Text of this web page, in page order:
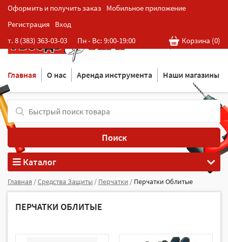
Оформить и получить заказ Мобильное приложение
Регистрация
Вход
т. 8 (383) 363-03-03
Пн - Вс: 9:00-19:00 Корзина (0)
Розничная cеть магазинов
в Новосибирске
Главная О нас Аренда инструмента Наши магазины
Поиск
Каталог
Главная /Средства Защиты / Перчатки / Перчатки Облитые
ПЕРЧАТКИ ОБЛИТЫЕ